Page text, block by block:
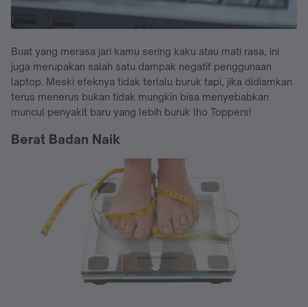
Buat yang merasa jari kamu sering kaku atau mati rasa, ini
juga merupakan salah satu dampak negatif penggunaan
laptop. Meski efeknya tidak terlalu buruk tapi, jika didiamkan
terus menerus bukan tidak mungkin bisa menyebabkan
muncul penyakit baru yang lebih buruk lho Toppers!
Berat Badan Naik